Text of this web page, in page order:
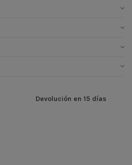
Devolución en 15 días